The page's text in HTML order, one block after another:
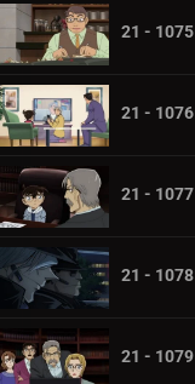
21 - 1075
21 - 1076
21 - 1077
21 - 1078
21 - 1079